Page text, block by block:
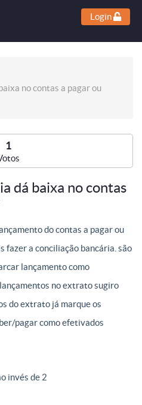
Login
no contas a pagar ou
1
dá baixa no contas
do contas a pagar ou
fazer a conciliação bancária. são
lançamento como
no extrato sugiro
do extrato já marque os
pagar como efetivados
invés de 2